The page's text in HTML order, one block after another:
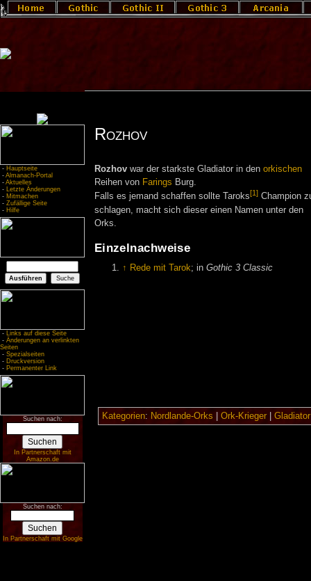
- Hauptseite
- Almanach-Portal
- Aktuelles
- Letzte Änderungen
- Mitmachen
- Zufällige Seite
- Hilfe
- Links auf diese Seite
- Änderungen an verlinkten
Seiten
- Spezialseiten
- Druckversion
- Permanenter Link
Suchen nach:
In Partnerschaft mit
Amazon.de
Suchen nach:
In Partnerschaft mit Google
Rozhov
Rozhovwar der starkste Gladiator in den orkischen
Reihen von Farings Burg.
Falls es jemand schaffen sollte Taroks[1]Champion
schlagen, macht sich dieser einen Namen unter den
Orks.
Einzelnachweise
↑ Rede mit Tarok; inGothic 3 Classic
Kategorien: Nordlande-Orks Ork-Krieger| Gladiator